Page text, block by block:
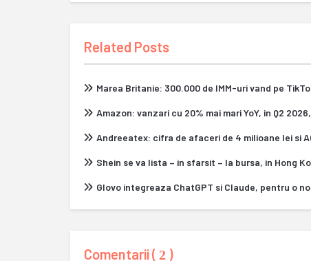
Related Posts
Marea Britanie: 300.000 de IMM-uri vand pe
Amazon: vanzari cu 20% mai mari YoY, in Q2
Andreeatex: cifra de afaceri de 4 milioane lei si
Shein se va lista – in sfarsit – la bursa, in Hong
Glovo integreaza ChatGPT si Claude, pentru o
Comentarii ( 2 )